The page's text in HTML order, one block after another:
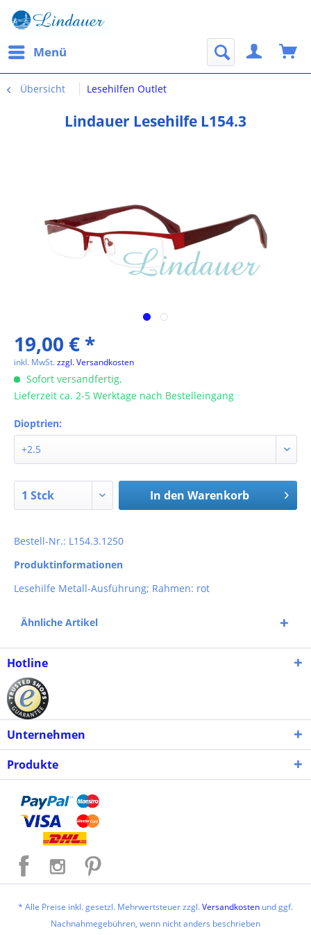
Menü
Übersicht Lesehilfen Outlet
Lindauer Lesehilfe L154.3
19,00 € *
inkl. MwSt.zzgl. Versandkosten
Sofort versandfertig,
Lieferzeit ca. 2-5 Werktage nach Bestelleingang
Dioptrien:
In den Warenkorb
Bestell-Nr.: L154.3.1250
Produktinformationen
Lesehilfe Metall-Ausführung; Rahmen: rot
Ähnliche Artikel
Hotline
Unternehmen
Produkte
* Alle Preise inkl. gesetzl. Mehrwertsteuer zzgl.Versandkosten und ggf.
Nachnahmegebühren, wenn nicht anders beschrieben